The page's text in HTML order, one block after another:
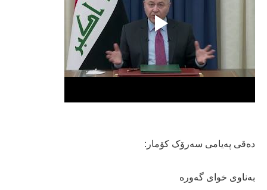
دەقی پەیامی سەرۆک کۆمار:
بەناوی خوای گەورە